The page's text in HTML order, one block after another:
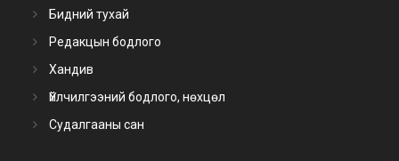
Бидний тухай
Редакцын бодлого
Хандив
Үйлчилгээний бодлого, нөхцөл
Судалгааны сан